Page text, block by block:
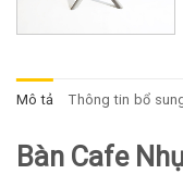
Mô tả Thông tin bổ
Bàn Cafe